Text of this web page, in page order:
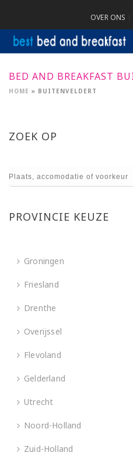
OVER ONS
BED AND BREAKFAST
HOME » BUITENVELDERT
ZOEK OP
PROVINCIE KEUZE
Groningen
Friesland
Drenthe
Overijssel
Flevoland
Gelderland
Utrecht
Noord-Holland
Zuid-Holland